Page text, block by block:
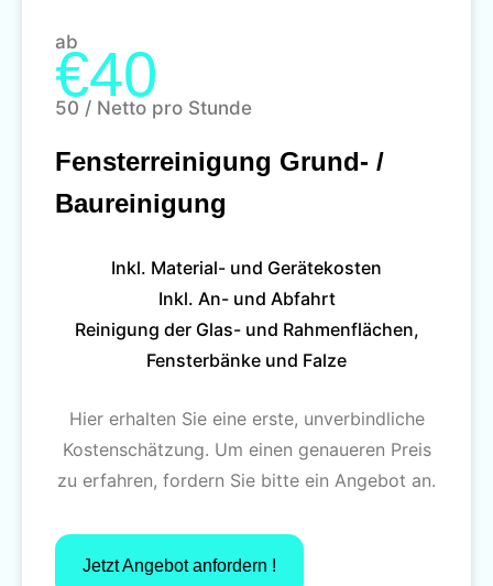
ab
€40
50 / Netto pro Stunde
Fensterreinigung Grund- /
Baureinigung
Inkl. Material- und Gerätekosten
Inkl. An- und Abfahrt
Reinigung der Glas- und Rahmenflächen,
Fensterbänke und Falze
Hier erhalten Sie eine erste, unverbindliche
Kostenschätzung. Um einen genaueren Preis
zu erfahren, fordern Sie bitte ein Angebot an.
Jetzt Angebot anfordern !